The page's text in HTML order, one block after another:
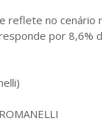
reflete no cenário
por 8,6%